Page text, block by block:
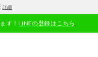
詳細
す！LINEの登録はこちら